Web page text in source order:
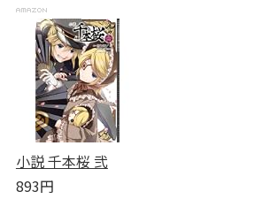
小説 千本桜 弐
893円